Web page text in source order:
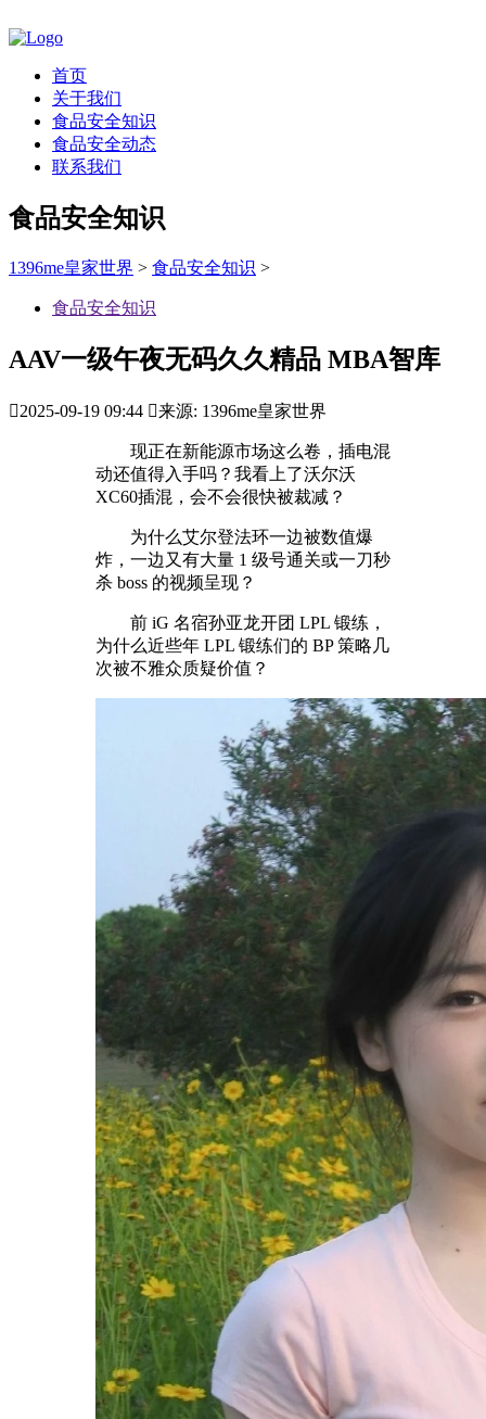
首页
关于我们
食品安全知识
食品安全动态
联系我们
食品安全知识
1396me皇家世界 > 食品安全知识 >
食品安全知识
AAV一级午夜无码久久精品 MBA智库
2025-09-19 09:44 来源: 1396me皇家世界
现正在新能源市场这么卷，插电混
动还值得入手吗？我看上了沃尔沃
XC60插混，会不会很快被裁减？
为什么艾尔登法环一边被数值爆
炸，一边又有大量 1 级号通关或一刀秒
杀 boss 的视频呈现？
前 iG 名宿孙亚龙开团 LPL 锻练，
为什么近些年 LPL 锻练们的 BP 策略几
次被不雅众质疑价值？